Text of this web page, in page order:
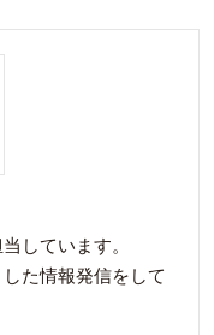
しています。
た情報発信をして